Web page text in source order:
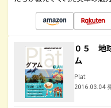
０５ 地
ム
Plat
2016.03.04